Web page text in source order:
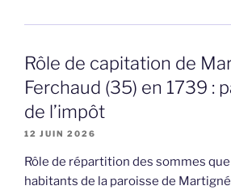
Rôle de capitation de
Ferchaud (35) en 1739 :
de l’impôt
12 JUIN 2026
Rôle de répartition des sommes
habitants de la paroisse de